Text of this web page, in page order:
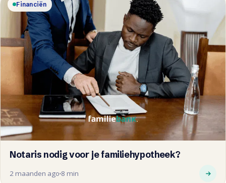
Financiën
Notaris nodig voor je familiehypotheek?
2 maanden ago 8 min